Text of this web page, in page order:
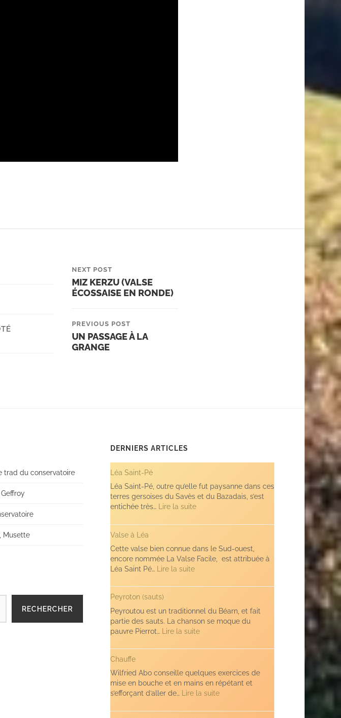
NEXT POST
MIZ KERZU (VALSE
ÉCOSSAISE EN RONDE)
PREVIOUS POST
UN PASSAGE À LA
GRANGE
trad du conservatoire
Musette
RECHERCHER
DERNIERS ARTICLES
Léa Saint-Pé
Léa Saint-Pé, outre qu’elle fut paysanne dans ces
terres gersoises du Savès et du Bazadais, s’est
entichée très… Lire la suite:
Saint-
Valse à Léa
Cette valse bien connue dans le Sud-ouest,
encore nommée La Valse Facile, est attribuée à
Léa Saint Pé… Lire la suite:
à
Peyroton (sauts)
Peyroutou est un traditionnel du Béarn, et fait
partie des sauts. La chanson se moque du
pauvre Pierrot… Lire la suite:
(sauts)
Chauffe
Wilfried Abo conseille quelques exercices de
mise en bouche et en mains en répétant et
s’efforçant d’aller de… Lire la suite: